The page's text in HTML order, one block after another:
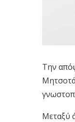
Την
Μεταξύ